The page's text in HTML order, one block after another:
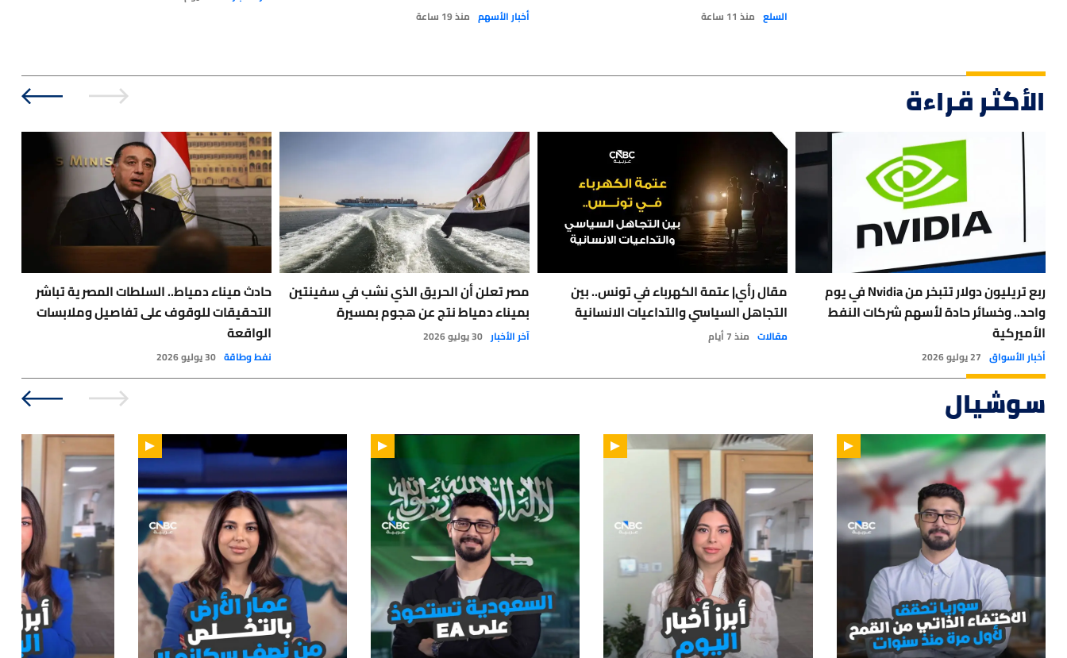
السلع منذ 11 ساعة أخبار الأسهم منذ 19 ساعة
الأكثر قراءة
ربع تريليون دولار تتبخر من Nvidia في يوم
واحد.. وخسائر حادة لأسهم شركات النفط
الأميركية
أخبار الأسواق 27 يوليو 2026
مقال رأي| عتمة الكهرباء في تونس.. بين
التجاهل السياسي والتداعيات الانسانية
مقالات منذ 7 أيام
مصر تعلن أن الحريق الذي نشب في سفينتين
بميناء دمياط نتج عن هجوم بمسيرة
آخر الأخبار 30 يوليو 2026
حادث ميناء دمياط.. السلطات المصرية تباشر
التحقيقات للوقوف على تفاصيل وملابسات
الواقعة
نفط وطاقة 30 يوليو 2026
سوشيال
01:33
01:14
01:12
01:47